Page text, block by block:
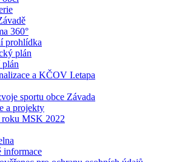
360°
prohlídka
plán
a KČOV I.etapa
sportu obce Závada
a projekty
roku MSK 2022
informace